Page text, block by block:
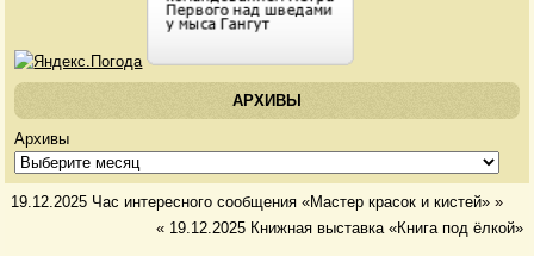
АРХИВЫ
Архивы
19.12.2025 Час интересного сообщения «Мастер красок и кистей» »
« 19.12.2025 Книжная выставка «Книга под ёлкой»